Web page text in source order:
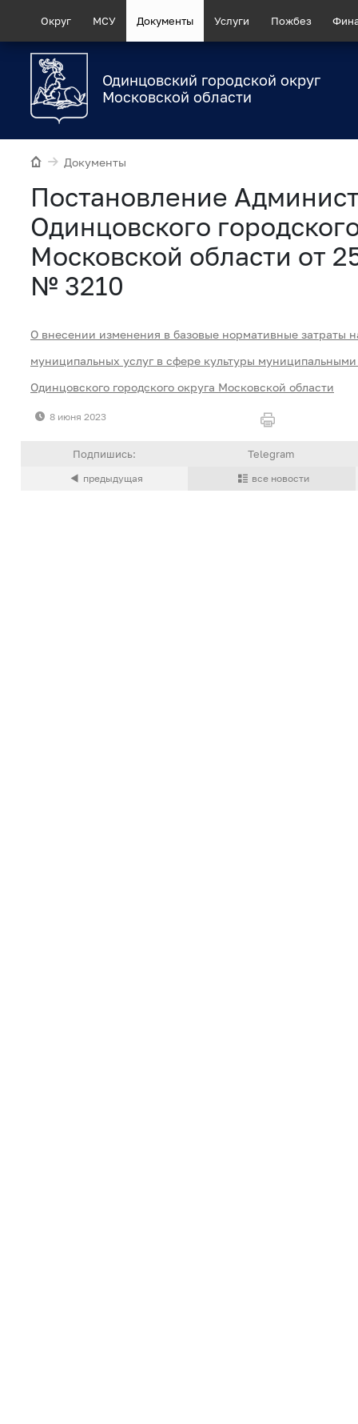
Округ МСУ Документы Услуги Пожбез
Одинцовский городской округ
Московской области
Документы
Постановление
Одинцовского
Московской области от
№ 3210
О внесении изменения в базовые нормативные затраты
муниципальных услуг в сфере культуры
Одинцовского городского округа Московской области
8 июня 2023